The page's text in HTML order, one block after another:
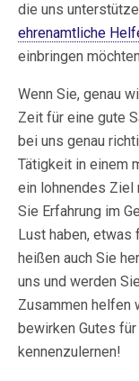
die uns
ehrenamtliche
einbringen
Wenn Sie, genau
Zeit für eine gute
bei uns genau
Tätigkeit in einem
ein lohnendes Ziel
Sie Erfahrung im
Lust haben, etwas
heißen auch Sie
uns und werden
Zusammen helfen
bewirken Gutes
kennenzulernen!